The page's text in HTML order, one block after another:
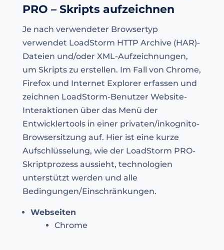
PRO – Skripts aufzeichnen
Je nach verwendeter Browsertyp
verwendet LoadStorm HTTP Archive (HAR)-
Dateien und/oder XML-Aufzeichnungen,
um Skripts zu erstellen. Im Fall von Chrome,
Firefox und Internet Explorer erfassen und
zeichnen LoadStorm-Benutzer Website-
Interaktionen über das Menü der
Entwicklertools in einer privaten/inkognito-
Browsersitzung auf. Hier ist eine kurze
Aufschlüsselung, wie der LoadStorm PRO-
Skriptprozess aussieht, technologien
unterstützt werden und alle
Bedingungen/Einschränkungen.
Webseiten
Chrome